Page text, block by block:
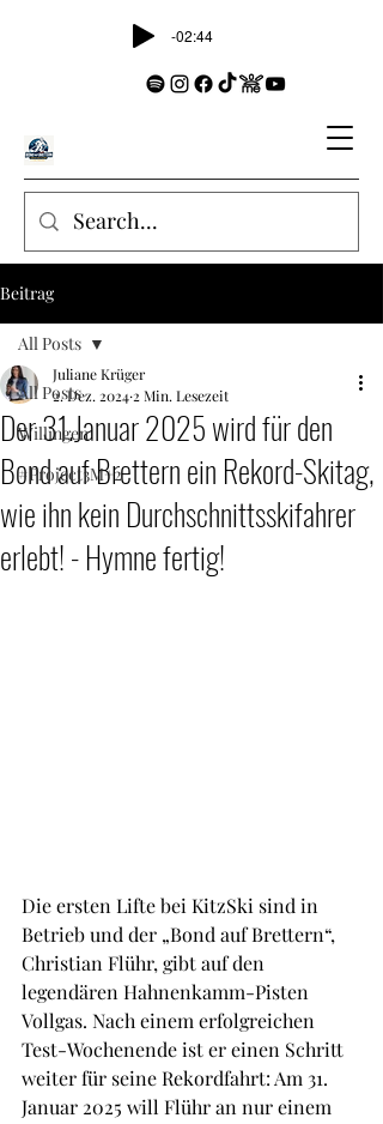
-02:44
Beitrag
All Posts
Willingen
#Project3M+2
All Posts
Der 31.Januar 2025 wird für den
Bond auf Brettern ein Rekord-Skitag,
wie ihn kein Durchschnittsskifahrer
erlebt! - Hymne fertig!
Juliane Krüger
2. Dez. 2024 2 Min. Lesezeit
Die ersten Lifte bei KitzSki sind in
Betrieb und der „Bond auf Brettern“,
Christian Flühr, gibt auf den
legendären Hahnenkamm-Pisten
Vollgas. Nach einem erfolgreichen
Test-Wochenende ist er einen Schritt
weiter für seine Rekordfahrt: Am 31.
Januar 2025 will Flühr an nur einem